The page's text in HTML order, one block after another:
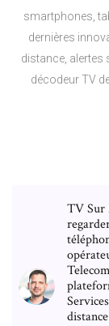
smartphones,
dernières
distance,
décodeur TV
TV Sur